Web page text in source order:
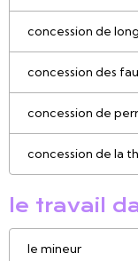
concession de
concession des
concession de
concession de la
le travail
le mineur